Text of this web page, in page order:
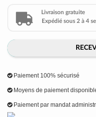
Livraison gratuite
Expédié sous 2 à 4
Paiement 100% sécurisé
Moyens de paiement
Paiement par mandat